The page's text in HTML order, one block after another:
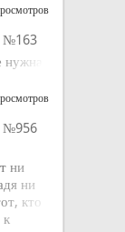
№163
№956
ни
ни
кто
к